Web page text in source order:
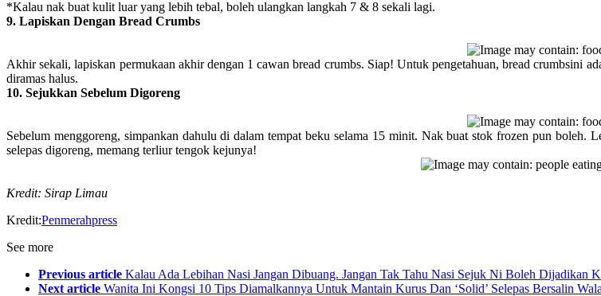
*Kalau nak buat kulit luar yang lebih tebal, boleh ulangkan langkah 7 & 8 sekali lagi.
9. Lapiskan Dengan Bread Crumbs
Akhir sekali, lapiskan permukaan akhir dengan 1 cawan bread crumbs. Siap! Untuk pengetahuan, bread crumbsini
diramas halus.
10. Sejukkan Sebelum Digoreng
Sebelum menggoreng, simpankan dahulu di dalam tempat beku selama 15 minit. Nak buat stok frozen pun boleh.
selepas digoreng, memang terliur tengok kejunya!
Kredit: Sirap Limau
Kredit:Penmerahpress
See more
Previous article Kalau Ada Lebihan Nasi Jangan Dibuang. Jangan Tak Tahu Nasi Sejuk Ni Boleh Dijadikan
Next article Wanita Ini Kongsi 10 Tips Diamalkannya Untuk Mantain Kurus Dan ‘Solid’ Selepas Bersalin